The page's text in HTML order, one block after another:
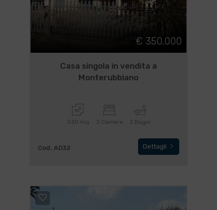
€ 350.000
Casa singola in vendita a
Monterubbiano
330 mq 3 Camere 2 Bagni
Cod. AO32 Dettagli